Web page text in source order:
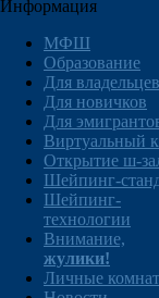
Информация
МФШ
Образование
Для владельцев
Для новичков
Для
Виртуальный
Открытие ш-
Шейпинг-
Шейпинг-
технологии
Внимание,
жулики!
Личные